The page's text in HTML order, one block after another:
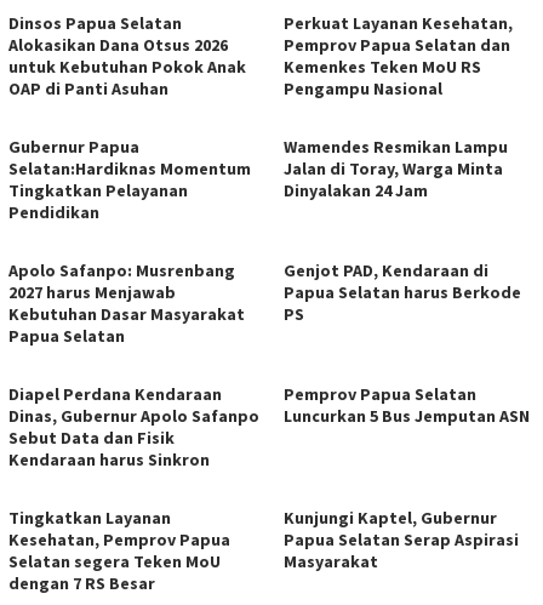
Dinsos Papua Selatan
Alokasikan Dana Otsus 2026
untuk Kebutuhan Pokok Anak
OAP di Panti Asuhan
Perkuat Layanan Kesehatan,
Pemprov Papua Selatan dan
Kemenkes Teken MoU RS
Pengampu Nasional
Gubernur Papua
Selatan:Hardiknas Momentum
Tingkatkan Pelayanan
Pendidikan
Wamendes Resmikan Lampu
Jalan di Toray, Warga Minta
Dinyalakan 24 Jam
Apolo Safanpo: Musrenbang
2027 harus Menjawab
Kebutuhan Dasar Masyarakat
Papua Selatan
Genjot PAD, Kendaraan di
Papua Selatan harus Berkode
PS
Diapel Perdana Kendaraan
Dinas, Gubernur Apolo Safanpo
Sebut Data dan Fisik
Kendaraan harus Sinkron
Pemprov Papua Selatan
Luncurkan 5 Bus Jemputan ASN
Tingkatkan Layanan
Kesehatan, Pemprov Papua
Selatan segera Teken MoU
dengan 7 RS Besar
Kunjungi Kaptel, Gubernur
Papua Selatan Serap Aspirasi
Masyarakat